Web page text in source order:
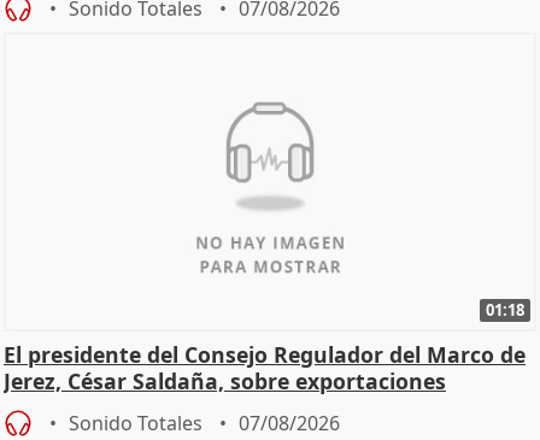
Sonido Totales 07/08/2026
01:18
El presidente del Consejo Regulador del Marco de
Jerez, César Saldaña, sobre exportaciones
Sonido Totales 07/08/2026